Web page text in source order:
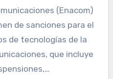
de sanciones para el
de tecnologías de la
que incluye